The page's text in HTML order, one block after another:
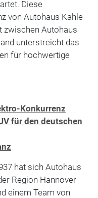
Diese
von Autohaus Kahle
zwischen Autohaus
unterstreicht das
für hochwertige
Konkurrenz
für den deutschen
hat sich Autohaus
Region Hannover
einem Team von